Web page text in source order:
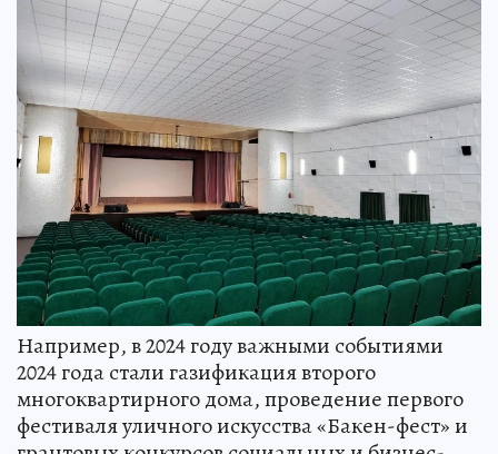
Например, в 2024 году важными событиями
2024 года стали газификация второго
многоквартирного дома, проведение первого
фестиваля уличного искусства «Бакен-фест» и